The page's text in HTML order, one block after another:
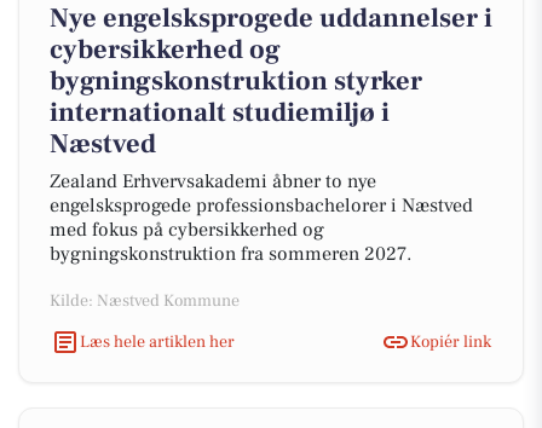
Nye engelsksprogede uddannelser i
cybersikkerhed og
bygningskonstruktion styrker
internationalt studiemiljø i
Næstved
Zealand Erhvervsakademi åbner to nye
engelsksprogede professionsbachelorer i Næstved
med fokus på cybersikkerhed og
bygningskonstruktion fra sommeren 2027.
Kilde: Næstved Kommune
Læs hele artiklen her
Kopiér link